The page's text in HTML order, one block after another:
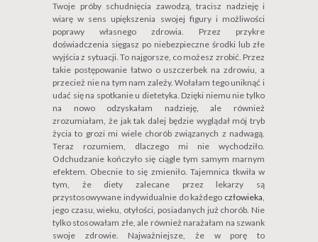
Twoje próby schudnięcia zawodzą, tracisz nadzieję i
wiarę w sens upiększenia swojej figury i możliwości
poprawy własnego zdrowia. Przez przykre
doświadczenia sięgasz po niebezpieczne środki lub złe
wyjścia z sytuacji. To najgorsze, co możesz zrobić. Przez
takie postępowanie łatwo o uszczerbek na zdrowiu, a
przecież nie na tym nam zależy. Wołałam tego uniknąć i
udać się na spotkanie u dietetyka. Dzięki niemu nie tylko
na nowo odzyskałam nadzieję, ale również
zrozumiałam, że jak tak dalej będzie wyglądał mój tryb
życia to grozi mi wiele chorób związanych z nadwagą.
Teraz rozumiem, dlaczego mi nie wychodziło.
Odchudzanie kończyło się ciągle tym samym marnym
efektem. Obecnie to się zmieniło. Tajemnica tkwiła w
tym, że diety zalecane przez lekarzy są
przystosowywane indywidualnie do każdego człowieka,
jego czasu, wieku, otyłości, posiadanych już chorób. Nie
tylko stosowałam złe, ale również narażałam na szwank
swoje zdrowie. Najważniejsze, że w porę to